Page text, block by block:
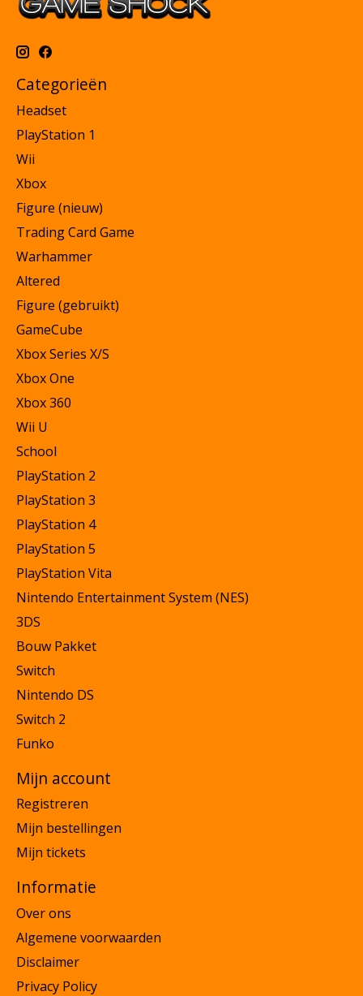
Categorieën
Headset
PlayStation 1
Wii
Xbox
Figure (nieuw)
Trading Card Game
Warhammer
Altered
Figure (gebruikt)
GameCube
Xbox Series X/S
Xbox One
Xbox 360
Wii U
School
PlayStation 2
PlayStation 3
PlayStation 4
PlayStation 5
PlayStation Vita
Nintendo Entertainment System (NES)
3DS
Bouw Pakket
Switch
Nintendo DS
Switch 2
Funko
Mijn account
Registreren
Mijn bestellingen
Mijn tickets
Informatie
Over ons
Algemene voorwaarden
Disclaimer
Privacy Policy